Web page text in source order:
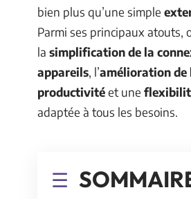
bien plus qu’une simple
Parmi ses principaux atouts,
la simplification de la
appareils, l’amélioration de
productivitéet une
adaptée à tous les besoins.